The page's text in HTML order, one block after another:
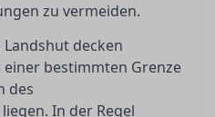
zu vermeiden.
decken
bestimmten Grenze
des
In der Regel